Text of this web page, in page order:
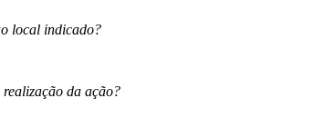
local indicado?
da ação?